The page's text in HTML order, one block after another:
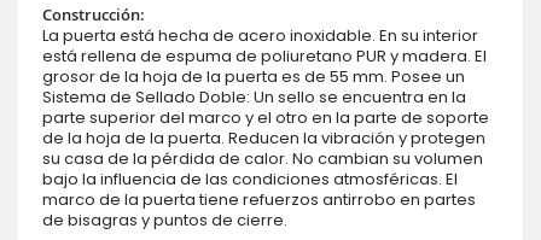
Construcción:
La puerta está hecha de acero inoxidable. En su interior
está rellena de espuma de poliuretano PUR y madera. El
grosor de la hoja de la puerta es de 55 mm. Posee un
Sistema de Sellado Doble: Un sello se encuentra en la
parte superior del marco y el otro en la parte de soporte
de la hoja de la puerta. Reducen la vibración y protegen
su casa de la pérdida de calor. No cambian su volumen
bajo la influencia de las condiciones atmosféricas. El
marco de la puerta tiene refuerzos antirrobo en partes
de bisagras y puntos de cierre.